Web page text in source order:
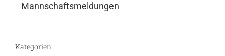
Mannschaftsmeldungen
Kategorien